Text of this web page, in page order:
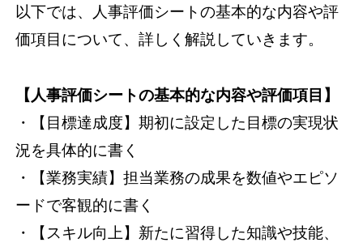
以下では、人事評価シートの基本的な内容や評
価項目について、詳しく解説していきます。
【人事評価シートの基本的な内容や評価項目】
・【目標達成度】期初に設定した目標の実現状
況を具体的に書く
・【業務実績】担当業務の成果を数値やエピソ
ードで客観的に書く
・【スキル向上】新たに習得した知識や技能、